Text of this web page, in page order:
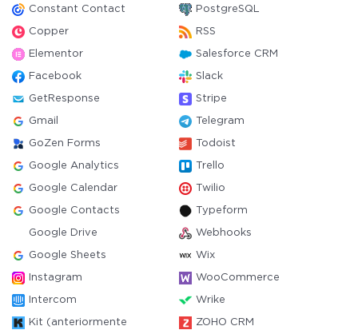
Constant Contact PostgreSQL
Copper RSS
Elementor Salesforce CRM
Facebook Slack
GetResponse Stripe
Gmail Telegram
GoZen Forms Todoist
Google Analytics Trello
Google Calendar Twilio
Google Contacts Typeform
Google Drive Webhooks
Google Sheets Wix
Instagram WooCommerce
Intercom Wrike
Kit (anteriormente
ZOHO CRM